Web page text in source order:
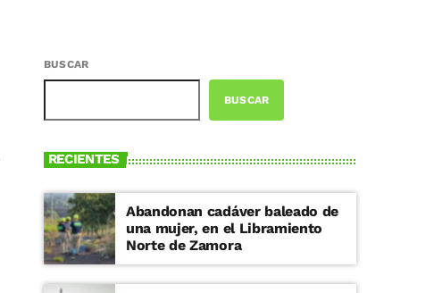
BUSCAR
BUSCAR
RECIENTES
Abandonan cadáver baleado de
una mujer, en el Libramiento
Norte de Zamora